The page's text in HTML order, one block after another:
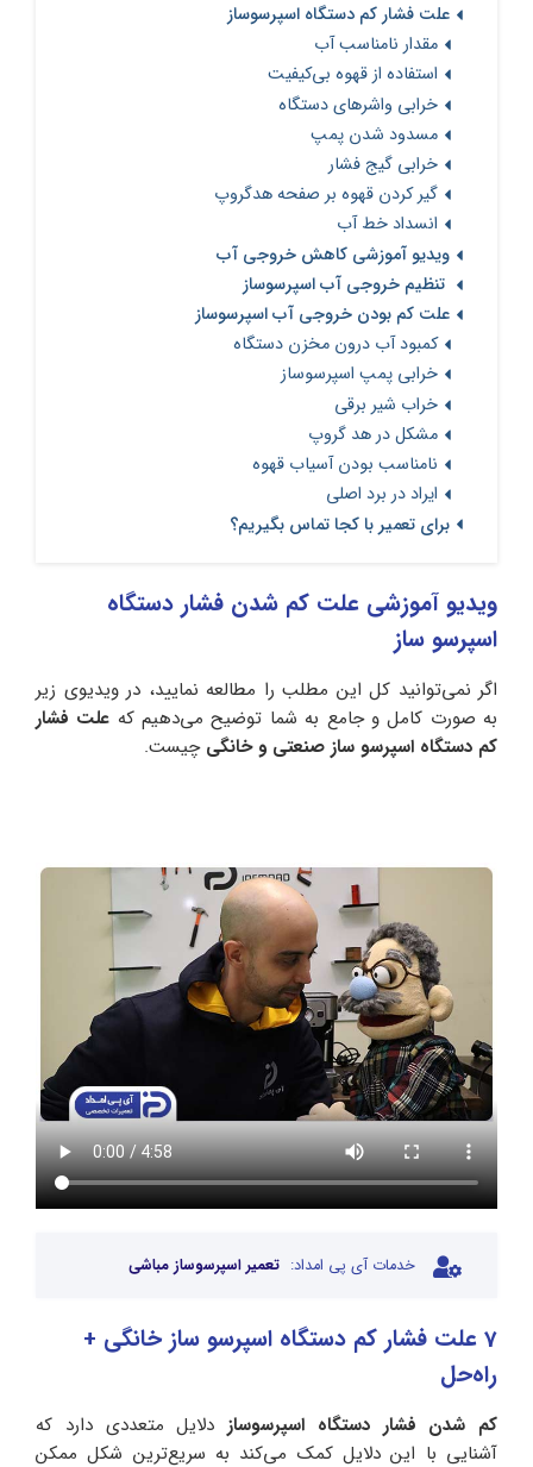
علت فشار کم دستگاه اسپرسوساز
مقدار نامناسب آب
استفاده از قهوه بی‌کیفیت
خرابی واشرهای دستگاه
مسدود شدن پمپ
خرابی گیج فشار
گیر کردن قهوه بر صفحه هدگروپ
انسداد خط آب
ویدیو آموزشی کاهش خروجی آب
تنظیم خروجی آب اسپرسوساز
علت کم بودن خروجی آب اسپرسوساز
کمبود آب درون مخزن دستگاه
خرابی پمپ اسپرسوساز
خراب شیر برقی
مشکل در هد گروپ
نامناسب بودن آسیاب قهوه
ایراد در برد اصلی
برای تعمیر با کجا تماس بگیریم؟
ویدیو آموزشی علت کم شدن فشار دستگاه
اسپرسو ساز
اگر نمی‌توانید کل این مطلب را مطالعه نمایید، در ویدیوی زیر
به صورت کامل و جامع به شما توضیح می‌دهیم که علت فشار
کم دستگاه اسپرسو ساز صنعتی و خانگی چیست.
خدمات آی پی امداد: تعمیر اسپرسوساز مباشی
7 علت فشار کم دستگاه اسپرسو ساز خانگی +
راه‌حل
کم شدن فشار دستگاه اسپرسوساز دلایل متعددی دارد که
آشنایی با این دلایل کمک می‌کند به سریع‌ترین شکل ممکن